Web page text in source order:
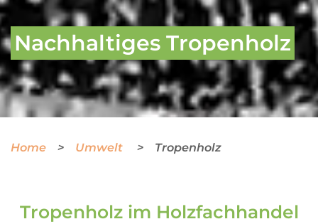
Nachhaltiges Tropenholz
Home Umwelt Tropenholz
Tropenholz im Holzfachhandel